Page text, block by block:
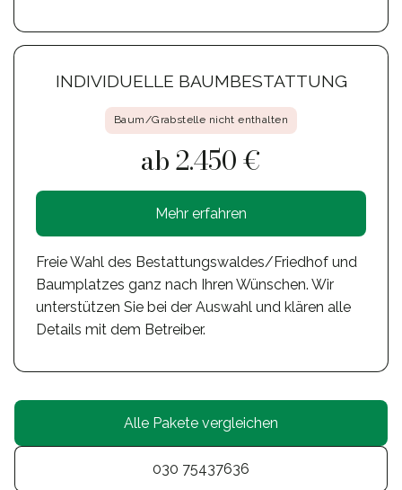
INDIVIDUELLE BAUMBESTATTUNG
Baum/Grabstelle nicht enthalten
ab 2.450 €
Mehr erfahren
Freie Wahl des Bestattungswaldes/Friedhof und
Baumplatzes ganz nach Ihren Wünschen. Wir
unterstützen Sie bei der Auswahl und klären alle
Details mit dem Betreiber.
Alle Pakete vergleichen
030 75437636